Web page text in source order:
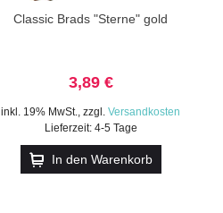
Classic Brads "Sterne" gold
3,89 €
inkl. 19% MwSt.,zzgl.Versandkosten
Lieferzeit: 4-5 Tage
In den Warenkorb